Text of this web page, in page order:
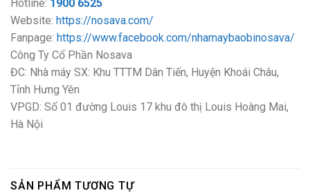
Hotline: 1900 6525
Website: https://nosava.com/
Fanpage: https://www.facebook.com/nhamaybaobinosava/
Công Ty Cổ Phần Nosava
ĐC: Nhà máy SX: Khu TTTM Dân Tiến, Huyện Khoái Châu,
Tỉnh Hưng Yên
VPGD: Số 01 đường Louis 17 khu đô thị Louis Hoàng Mai,
Hà Nội
SẢN PHẨM TƯƠNG TỰ